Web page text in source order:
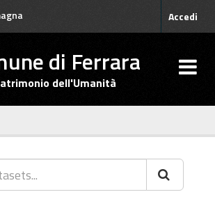
Accedi
di Ferrara
dell'Umanità